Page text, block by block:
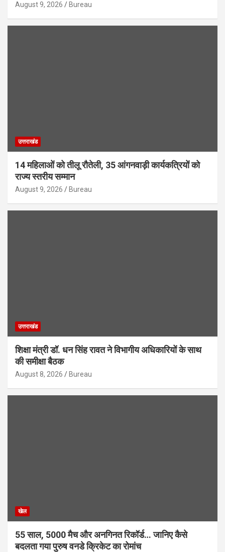
August 9, 2026 Bureau
उत्तराखंड
14 महिलाओं को तीलू रौतेली, 35 आंगनवाड़ी कार्यकत्रियों को
राज्य स्तरीय सम्मान
August 9, 2026 Bureau
उत्तराखंड
शिक्षा मंत्री डॉ. धन सिंह रावत ने विभागीय अधिकारियों के साथ
की समीक्षा बैठक
August 8, 2026 Bureau
खेल
55 साल, 5000 मैच और अनगिनत रिकॉर्ड… जानिए कैसे
बदलता गया पुरुष वनडे क्रिकेट का रोमांच